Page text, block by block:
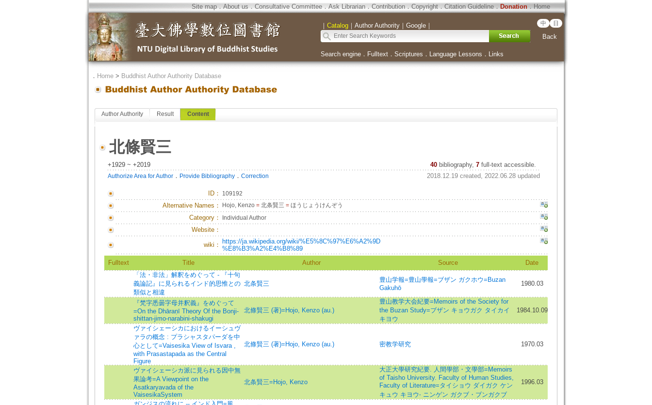
Site map．About us．Consultative Committee．Ask Librarian．Contribution．Copyright．Citation Guideline．Donation．Home
｜ Catalog｜ Author Authority｜ Google｜ 中 日
Back
Search engine． Fulltext． Scriptures ． Language Lessons ． Links
． Home> Buddhist Author Authority Database
Author Authority Result Content
北條賢三
+1929 ~ +2019 40 bibliography, 7full-text accessible.
Authorize Area for Author． Provide Bibliography． Correction 2018.12.19 created, 2022.06.28 updated
ID： 109192
Alternative Names： Hojo, Kenzo =北条賢三 =ほうじょうけんぞう
Category： Individual Author
Website：
wiki：
https://ja.wikipedia.org/wiki/%E5%8C%97%E6%A2%9D
%E8%B3%A2%E4%B8%89
Fulltext
Title Author Source
Date
「法・非法」解釈をめぐって - 『十句
義論記』に見られるインド的思惟との
類似と相違
北条賢三
豊山学報=豊山學報=ブザン ガクホウ=Buzan
Gakuhō
1980.03
『梵字悉曇字母并釈義』をめぐって
=On the Dhāraṇī Theory Of the Bonji-
shittan-jimo-narabini-shakugi
北條賢三 (著)=Hojo, Kenzo (au.)
豊山教学大会紀要=Memoirs of the Society for
the Buzan Study=ブザン キョウガク タイカイ
キヨウ
1984.10.09
ヴァイシェーシカにおけるイーシュヴ
ァラの概念 : プラシャスタパーダを中
心として=Vaisesika View of Isvara ,
with Prasastapada as the Central
Figure
北條賢三 (著)=Hojo, Kenzo (au.) 密教学研究 1970.03
ヴァイシェーシカ派に見られる因中無
果論考=A Viewpoint on the
Asatkaryavada of the
VaisesikaSystem
北条賢三=Hojo, Kenzo
大正大學研究紀要. 人間學部・文學部=Memoirs
of Taisho University. Faculty of Human Studies,
Faculty of Literature=タイショウ ダイガク ケン
キュウ キヨウ‧ ニンゲン ガクブ・ブンガクブ
1996.03